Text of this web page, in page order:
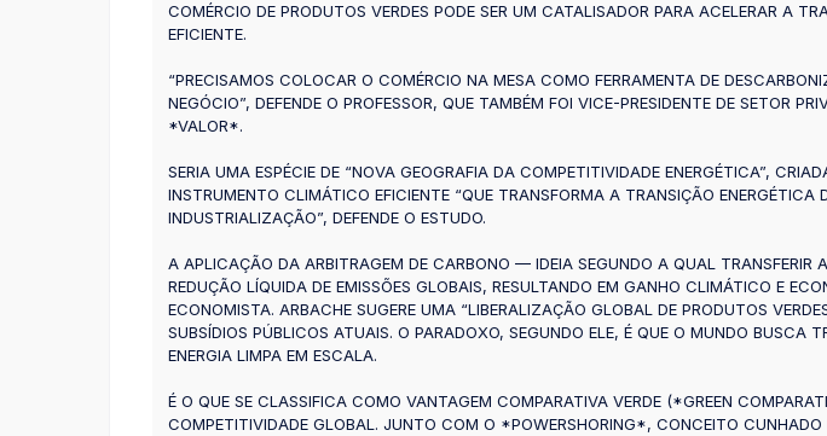
COMÉRCIO DE PRODUTOS VERDES PODE SER UM CATALISADOR PARA ACELERAR A
EFICIENTE.
“PRECISAMOS COLOCAR O COMÉRCIO NA MESA COMO FERRAMENTA DE
NEGÓCIO”, DEFENDE O PROFESSOR, QUE TAMBÉM FOI VICE-PRESIDENTE DE SETOR
*VALOR*.
SERIA UMA ESPÉCIE DE “NOVA GEOGRAFIA DA COMPETITIVIDADE ENERGÉTICA”,
INSTRUMENTO CLIMÁTICO EFICIENTE “QUE TRANSFORMA A TRANSIÇÃO
INDUSTRIALIZAÇÃO”, DEFENDE O ESTUDO.
A APLICAÇÃO DA ARBITRAGEM DE CARBONO — IDEIA SEGUNDO A QUAL TRANSFERIR
REDUÇÃO LÍQUIDA DE EMISSÕES GLOBAIS, RESULTANDO EM GANHO CLIMÁTICO E
ECONOMISTA. ARBACHE SUGERE UMA “LIBERALIZAÇÃO GLOBAL DE PRODUTOS
SUBSÍDIOS PÚBLICOS ATUAIS. O PARADOXO, SEGUNDO ELE, É QUE O MUNDO BUSCA
ENERGIA LIMPA EM ESCALA.
É O QUE SE CLASSIFICA COMO VANTAGEM COMPARATIVA VERDE (*GREEN
COMPETITIVIDADE GLOBAL. JUNTO COM O *POWERSHORING*, CONCEITO